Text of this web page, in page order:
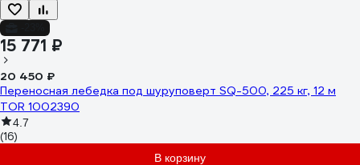
15 771 ₽
20 450 ₽
Переносная лебедка под шуруповерт SQ-500, 225 кг, 12 м
TOR 1002390
4.7
(16)
В корзину